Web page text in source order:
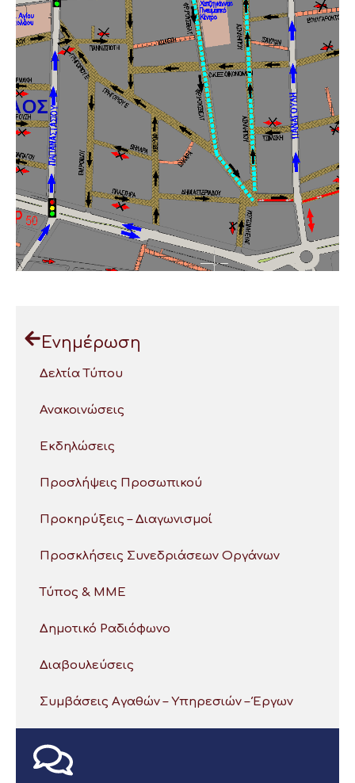
Ενημέρωση
Δελτία Τύπου
Ανακοινώσεις
Εκδηλώσεις
Προσλήψεις Προσωπικού
Προκηρύξεις – Διαγωνισμοί
Προσκλήσεις Συνεδριάσεων Οργάνων
Τύπος & ΜΜΕ
Δημοτικό Ραδιόφωνο
Διαβουλεύσεις
Συμβάσεις Αγαθών – Υπηρεσιών – Έργων